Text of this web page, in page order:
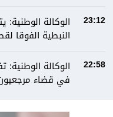
23:12
الوكالة
النبطية الفوقا
22:58
الوكالة
في قضاء